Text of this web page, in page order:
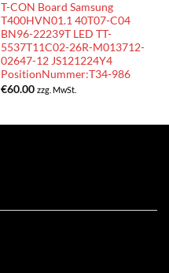
T-CON Board Samsung
T400HVN01.1 40T07-C04
BN96-22239T LED TT-
5537T11C02-26R-M013712-
02647-12 JS121224Y4
PositionNummer:T34-986
€60.00 zzg. MwSt.